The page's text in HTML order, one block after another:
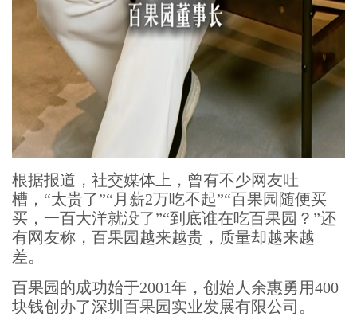
根据报道，社交媒体上，曾有不少网友吐
槽，“太贵了”“月薪2万吃不起”“百果园随便买
买，一百大洋就没了”“到底谁在吃百果园？”还
有网友称，百果园越来越贵，质量却越来越
差。
百果园的成功始于2001年，创始人余惠勇用400
块钱创办了深圳百果园实业发展有限公司。